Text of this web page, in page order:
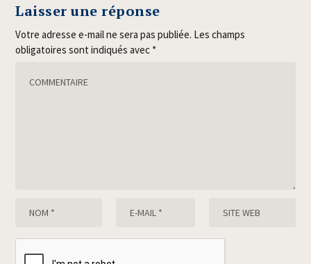
Laisser une réponse
Votre adresse e-mail ne sera pas publiée. Les champs
obligatoires sont indiqués avec *